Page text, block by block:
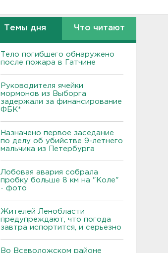
Темы дня Что читают
Тело погибшего обнаружено
после пожара в Гатчине
Руководителя ячейки
мормонов из Выборга
задержали за финансирование
ФБК*
Назначено первое заседание
по делу об убийстве 9-летнего
мальчика из Петербурга
Лобовая авария собрала
пробку больше 8 км на "Коле"
- фото
Жителей Ленобласти
предупреждают, что погода
завтра испортится, и серьезно
Во Всеволожском районе